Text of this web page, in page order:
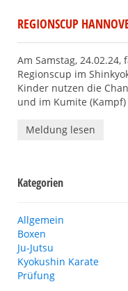
REGIONSCUP
Am Samstag,
Regionscup im
Kinder nutzen die
und im Kumite
Meldung lesen
Kategorien
Allgemein
Boxen
Ju-Jutsu
Kyokushin Karate
Prüfung